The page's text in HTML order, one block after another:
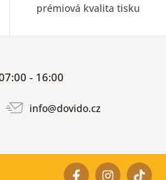
prémiová kvalita tisku
- 16:00
info@dovido.cz